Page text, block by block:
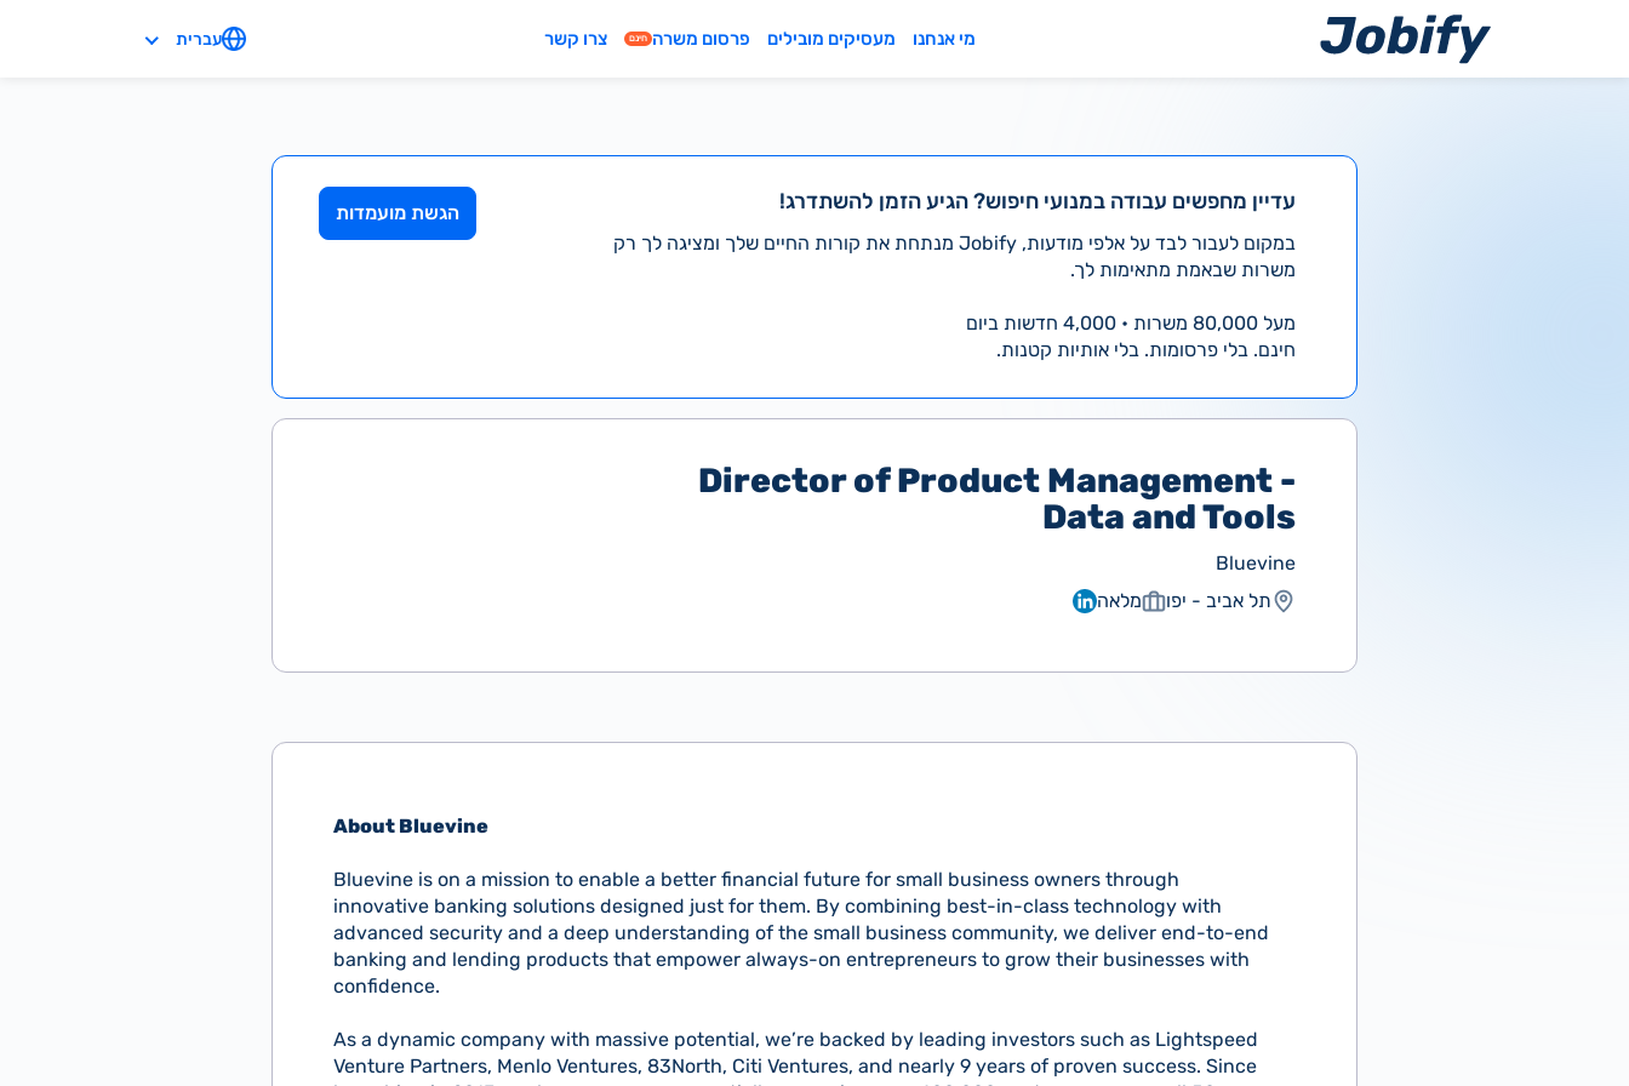
מי אנחנו מעסיקים מובילים פרסום משרה חינם צרו קשר עברית
עדיין מחפשים עבודה במנועי חיפוש? הגיע הזמן להשתדרג!
במקום לעבור לבד על אלפי מודעות, Jobify מנתחת את קורות החיים שלך ומציגה לך רק
משרות שבאמת מתאימות לך.
מעל 80,000 משרות • 4,000 חדשות ביום
חינם. בלי פרסומות. בלי אותיות קטנות.
הגשת מועמדות
Director of Product Management -
Data and Tools
Bluevine
תל אביב - יפו
מלאה
About Bluevine
Bluevine is on a mission to enable a better financial future for small business owners through
innovative banking solutions designed just for them. By combining best-in-class technology with
advanced security and a deep understanding of the small business community, we deliver end-to-end
banking and lending products that empower always-on entrepreneurs to grow their businesses with
confidence.
As a dynamic company with massive potential, we’re backed by leading investors such as Lightspeed
Venture Partners, Menlo Ventures, 83North, Citi Ventures, and nearly 9 years of proven success. Since